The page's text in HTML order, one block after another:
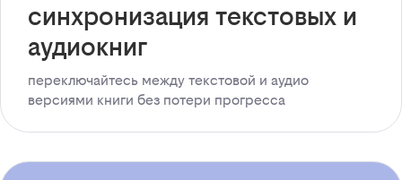
синхронизация текстовых и
аудиокниг
переключайтесь между текстовой и аудио
версиями книги без потери прогресса